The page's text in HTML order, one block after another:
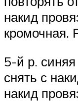
накид
кромочная.
5-й р.
снять с
накид